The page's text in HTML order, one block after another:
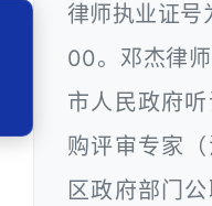
律师执业证
00。邓杰律
市人民政府
购评审专家
区政府部门